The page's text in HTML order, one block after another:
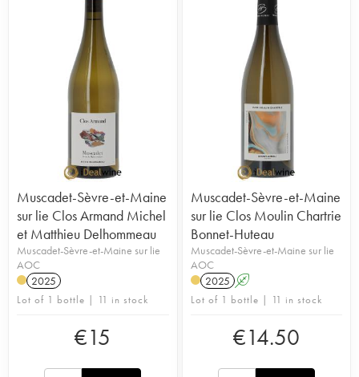
Muscadet-Sèvre-et-Maine
sur lie Clos Armand Michel
et Matthieu Delhommeau
Muscadet-Sèvre-et-Maine sur lie
AOC
2025
Lot of 1 bottle | 11 in stock
€15
Muscadet-Sèvre-et-Maine
sur lie Clos Moulin Chartrie
Bonnet-Huteau
Muscadet-Sèvre-et-Maine sur lie
AOC
2025 A
Lot of 1 bottle | 11 in stock
€14.50